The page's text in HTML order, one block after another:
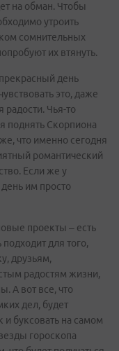
на обман. Чтобы
утроить
сомнительных
их втянуть.
прекрасный день
это, даже
радости. Чья-то
поднять Скорпиона
что именно сегодня
романтический
Если же у
им просто
проекты – есть
для того,
друзьям,
радостям жизни,
А вот все, что
дел, будет
и буксовать на самом
гороскопа